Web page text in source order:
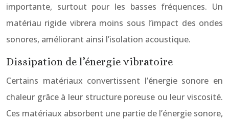
importante, surtout pour les basses fréquences. Un
matériau rigide vibrera moins sous l’impact des ondes
sonores, améliorant ainsi l’isolation acoustique.
Dissipation de l’énergie vibratoire
Certains matériaux convertissent l’énergie sonore en
chaleur grâce à leur structure poreuse ou leur viscosité.
Ces matériaux absorbent une partie de l’énergie sonore,